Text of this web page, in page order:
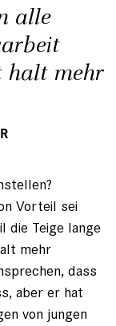
alle
halt mehr
Vorteil sei
die Teige lange
mehr
dass
aber er hat
von jungen